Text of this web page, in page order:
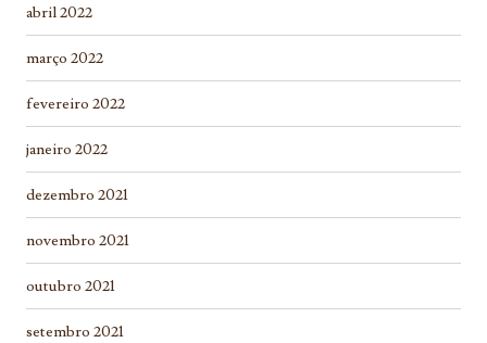
abril 2022
março 2022
fevereiro 2022
janeiro 2022
dezembro 2021
novembro 2021
outubro 2021
setembro 2021